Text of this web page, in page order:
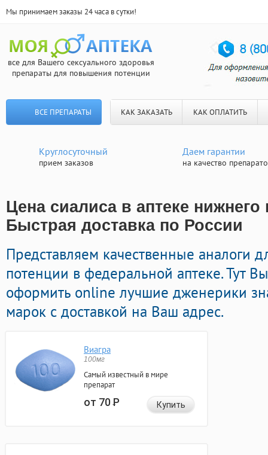
Мы принимаем заказы 24 часа в сутки!
все для Вашего сексуального здоровья
препараты для повышения потенции
ВСЕ ПРЕПАРАТЫ КАК ЗАКАЗАТЬ КАК ОПЛАТИТЬ
Круглосуточный
прием заказов
Даем гарантии
на качество
Цена сиалиса в аптеке
Быстрая доставка по России
Представляем качественные аналоги
потенции в федеральной аптеке. Тут
оформить online лучшие дженерики
марок с доставкой на Ваш адрес.
Виагра
100мг
Самый известный в мире
препарат
от 70Р Купить